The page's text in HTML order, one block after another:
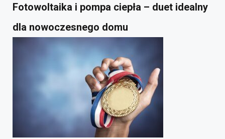
Fotowoltaika i pompa ciepła – duet idealny
dla nowoczesnego domu